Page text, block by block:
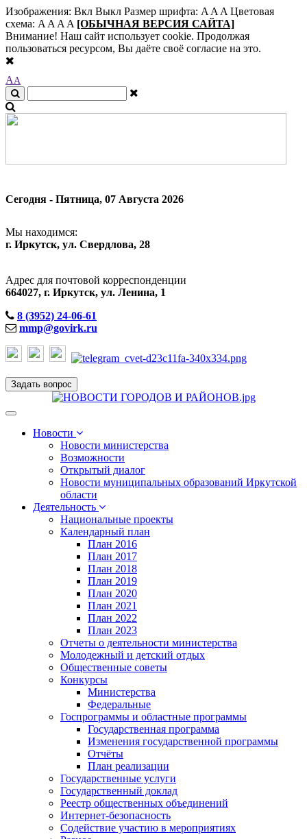
Изображения: Вкл Выкл Размер шрифта: A A A Цветовая
схема: A A A A [ОБЫЧНАЯ ВЕРСИЯ САЙТА]
Внимание! Наш сайт использует cookie. Продолжая
пользоваться ресурсом, Вы даёте своё согласие на это.
AA
Сегодня - Пятница, 07 Августа 2026
Мы находимся:
г. Иркутск, ул. Свердлова, 28
Адрес для почтовой корреспонденции
664027, г. Иркутск, ул. Ленина, 1
8 (3952) 24-06-61
mmp@govirk.ru
Задать вопрос
Toggle
navigationНовости
Новости министерства
Возможности
Открытый диалог
Новости муниципальных образований Иркутской
области
Деятельность
Национальные проекты
Календарный план
План 2016
План 2017
План 2018
План 2019
План 2020
План 2021
План 2022
План 2023
Отчеты о деятельности министерства
Молодежный и детский отдых
Общественные советы
Конкурсы
Министерства
Федеральные
Госпрограммы и областные программы
Государственная программа
Изменения государственной программы
Отчёты
План реализации
Государственные услуги
Государственный доклад
Реестр общественных объединений
Интернет-безопасность
Содействие участию в мероприятиях